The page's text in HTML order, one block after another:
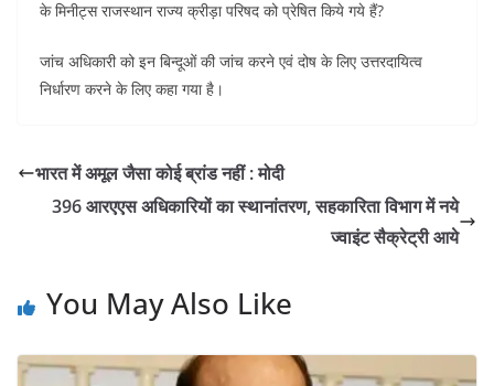
के मिनीट्स राजस्थान राज्य क्रीड़ा परिषद को प्रेषित किये गये हैं?
जांच अधिकारी को इन बिन्दूओं की जांच करने एवं दोष के लिए उत्तरदायित्व
निर्धारण करने के लिए कहा गया है।
भारत में अमूल जैसा कोई ब्रांड नहीं : मोदी
396 आरएएस अधिकारियों का स्थानांतरण, सहकारिता विभाग में नये
ज्वाइंट सैक्रेट्री आये
You May Also Like